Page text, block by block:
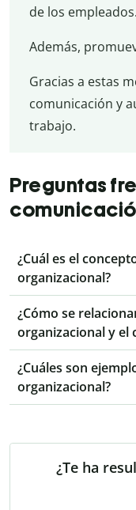
de los empleados.
Además,
Gracias a estas
comunicación y
trabajo.
Preguntas
¿Cuál es el
organizacional?
¿Cómo se
organizacional y el
¿Cuáles son
organizacional?
¿Te ha